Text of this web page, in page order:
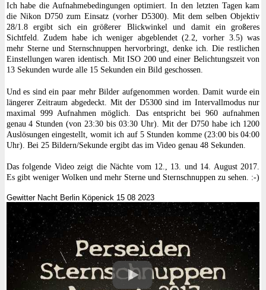
Ich habe die Aufnahmebedingungen optimiert. In den letzten Tagen kam
die Nikon D750 zum Einsatz (vorher D5300). Mit dem selben Objektiv
28/1.8 ergibt sich ein größerer Blickwinkel und damit ein großeres
Sichtfeld. Zudem habe ich weniger abgeblendet (2.2, vorher 3.5) was
mehr Sterne und Sternschnuppen hervorbringt, denke ich. Die restlichen
Einstellungen waren identisch. Mit ISO 200 und einer Belichtungszeit von
13 Sekunden wurde alle 15 Sekunden ein Bild geschossen.
Und es sind ein paar mehr Bilder aufgenommen worden. Damit wurde ein
längerer Zeitraum abgedeckt. Mit der D5300 sind im Intervallmodus nur
maximal 999 Aufnahmen möglich. Das entspricht bei 960 aufnahmen
genau 4 Stunden (von 23:30 bis 03:30 Uhr). Mit der D750 habe ich 1200
Auslösungen eingestellt, womit ich auf 5 Stunden komme (23:00 bis 04:00
Uhr). Bei 25 Bildern/Sekunde ergibt das im Video genau 48 Sekunden.
Das folgende Video zeigt die Nächte vom 12., 13. und 14. August 2017.
Es gibt weniger Wolken und mehr Sterne und Sternschnuppen zu sehen. :-)
Gewitter Nacht Berlin Köpenick 15 08 2023